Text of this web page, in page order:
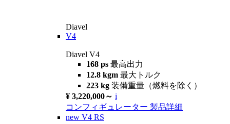
Diavel
V4
Diavel V4
168 ps 最高出力
12.8 kgm 最大トルク
223 kg 装備重量（燃料を除く）
¥ 3,220,000～ i
コンフィギュレーター 製品詳細
new V4 RS